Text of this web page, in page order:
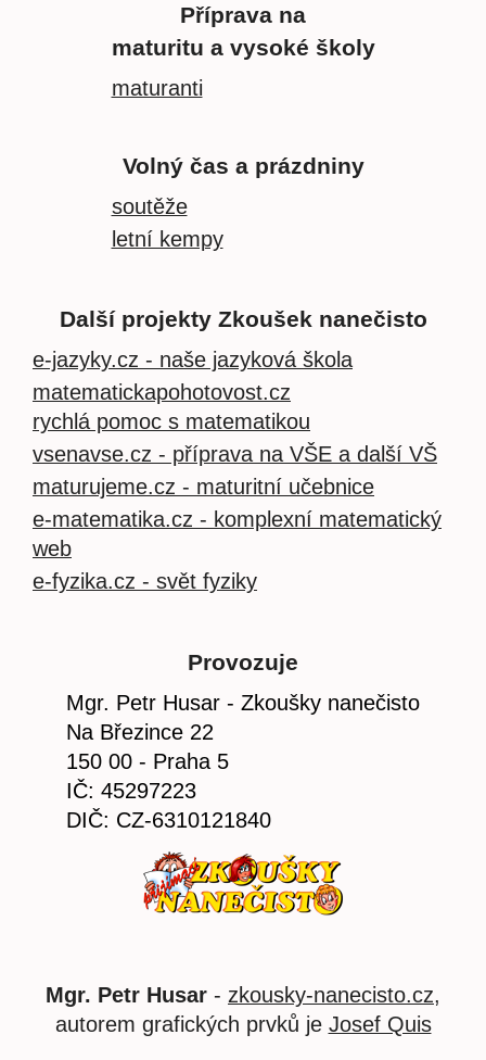
Příprava na
maturitu a vysoké školy
maturanti
Volný čas a prázdniny
soutěže
letní kempy
Další projekty Zkoušek nanečisto
e-jazyky.cz - naše jazyková škola
matematickapohotovost.cz
rychlá pomoc s matematikou
vsenavse.cz - příprava na VŠE a další VŠ
maturujeme.cz - maturitní učebnice
e-matematika.cz - komplexní matematický
web
e-fyzika.cz - svět fyziky
Provozuje
Mgr. Petr Husar - Zkoušky nanečisto
Na Březince 22
150 00 - Praha 5
IČ: 45297223
DIČ: CZ-6310121840
Mgr. Petr Husar - zkousky-nanecisto.cz,
autorem grafických prvků je Josef Quis